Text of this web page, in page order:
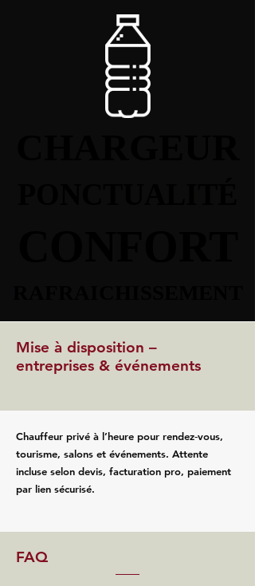
Mise à disposition –
entreprises & événements
Chauffeur privé à l’heure pour rendez‑vous,
tourisme, salons et événements. Attente
incluse selon devis, facturation pro, paiement
par lien sécurisé.
FAQ